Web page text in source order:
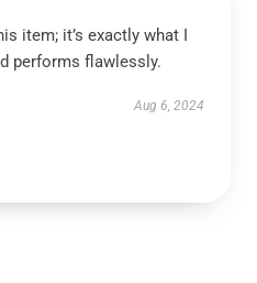
item; it’s exactly what I
performs flawlessly.
Aug 6, 2024